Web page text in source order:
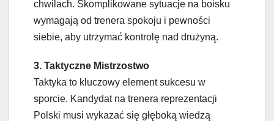
chwilach. Skomplikowane sytuacje na boisku
wymagają od trenera spokoju i pewności
siebie, aby utrzymać kontrolę nad drużyną.
3. Taktyczne Mistrzostwo
Taktyka to kluczowy element sukcesu w
sporcie. Kandydat na trenera reprezentacji
Polski musi wykazać się głęboką wiedzą